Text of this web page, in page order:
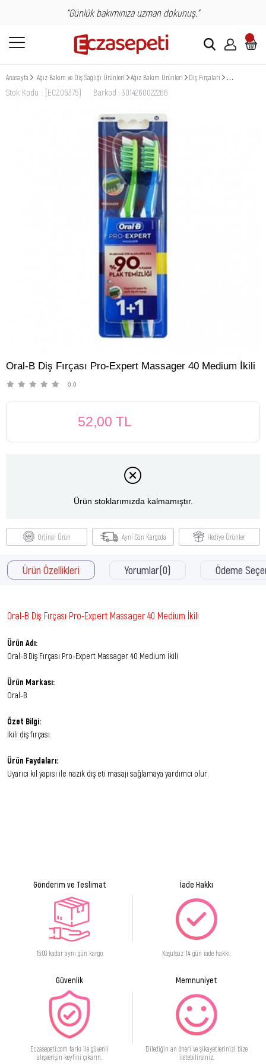
"Günlük bakımınıza uzman dokunuş."
Anasayfa Ağız Bakım ve Diş Sağlığı Ürünleri Ağız Bakım Ürünleri Diş Fırçaları Oral-B Diş
Stok Kodu (ECZ05375) Barkod : 3014260022266
Oral-B Diş Fırçası Pro-Expert Massager 40 Medium İkili
0.0
52,00 TL
Ürün stoklarımızda kalmamıştır.
Orjinal Ürün Aynı Gün Kargoda Hediye Ürünler
Ürün Özellikleri Yorumlar(0) Ödeme
Oral-B Diş Fırçası Pro-Expert Massager 40 Medium İkili
Ürün Adı:
Oral-B Diş Fırçası Pro-Expert Massager 40 Medium İkili
Ürün Markası:
Oral-B
Özet Bilgi:
İkili diş fırçası.
Ürün Faydaları:
Uyarıcı kıl yapısı ile nazik diş eti masajı sağlamaya yardımcı olur.
Gönderim ve Teslimat
15:00 kadar aynı gün kargo
İade Hakkı
Koşulsuz 14 gün iade hakkı.
Güvenlik
Eczasepeti.com farkı ile güvenli
alışverişin keyfini çıkarın.
Memnuniyet
Dilediğin an öneri ve şikayetlerinizi bize
iletebilirsiniz.